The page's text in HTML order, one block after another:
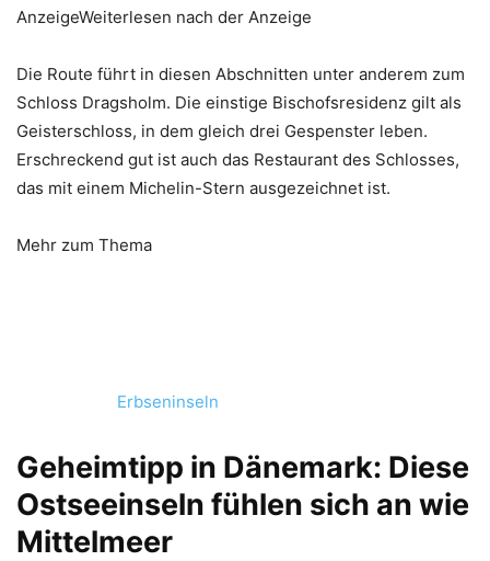
AnzeigeWeiterlesen nach der Anzeige
Die Route führt in diesen Abschnitten unter anderem zum
Schloss Dragsholm. Die einstige Bischofsresidenz gilt als
Geisterschloss, in dem gleich drei Gespenster leben.
Erschreckend gut ist auch das Restaurant des Schlosses,
das mit einem Michelin-Stern ausgezeichnet ist.
Mehr zum Thema
Erbseninseln
Geheimtipp in Dänemark: Diese
Ostseeinseln fühlen sich an wie
Mittelmeer